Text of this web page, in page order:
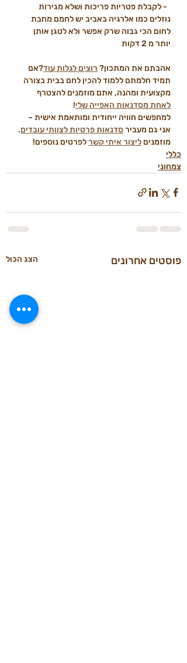
  - לקבלת פטריות פריכות ושלא מגירות
נוזלים כמו אלרגיה באביב יש לחמם מחבת
לחום הכי גבוה שרק אפשר ולא לטגן אותן
יותר מ 2 דקות
אהבתם את המתכון? רוצים לגלות עוד?אם
תמיד חלמתם ללמוד להכין לחם בבית בצורה
מקצועית ומהנה, אתם מוזמנים להצטרף
לאחת מסדנאות האפייה שלי!
למחפשים חוויה ייחודית ומותאמת אישית –
אני גם מעביר סדנאות פרטיות לצוותי עובדים.
מוזמנים ליצור איתי קשר לפרטים נוספים!
כללי
צמחוני
פוסטים אחרונים הצג הכול